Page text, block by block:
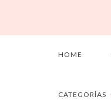
HOME
CATEGORÍAS